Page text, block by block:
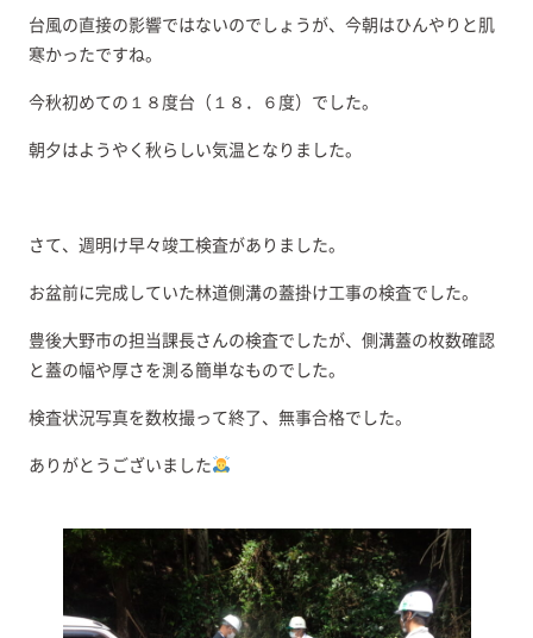
台風の直接の影響ではないのでしょうが、今朝はひんやりと肌
寒かったですね。
今秋初めての１８度台（１８．６度）でした。
朝夕はようやく秋らしい気温となりました。
さて、週明け早々竣工検査がありました。
お盆前に完成していた林道側溝の蓋掛け工事の検査でした。
豊後大野市の担当課長さんの検査でしたが、側溝蓋の枚数確認
と蓋の幅や厚さを測る簡単なものでした。
検査状況写真を数枚撮って終了、無事合格でした。
ありがとうございました